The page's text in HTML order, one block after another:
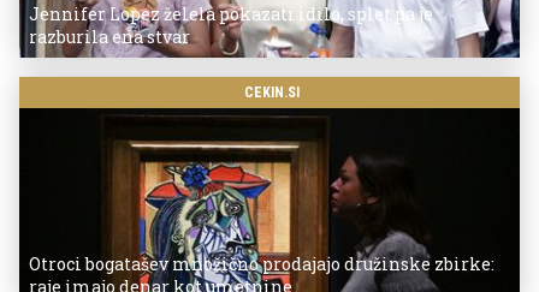
Jennifer Lopez želela pokazati idilo, splet pa je
razburila ena stvar
CEKIN.SI
Otroci bogatašev množično prodajajo družinske zbirke:
raje imajo denar kot umetnine